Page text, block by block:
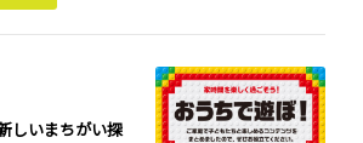
ーバー）のデザインを先行公開
しいまちがい探